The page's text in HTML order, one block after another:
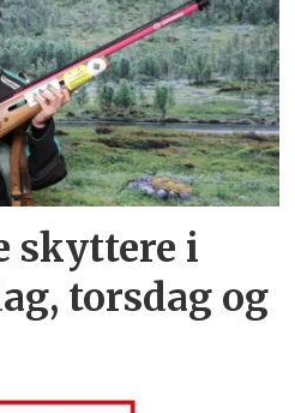
skyttere i
torsdag og